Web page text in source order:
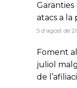
atacs a la
5 d'agost de
Foment
juliol
de